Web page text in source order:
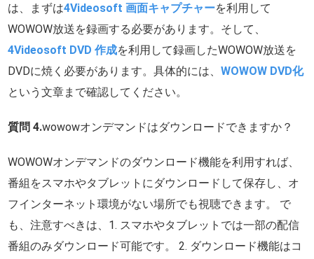
は、まずは4Videosoft 画面キャプチャーを利用して
WOWOW放送を録画する必要があります。そして、
4Videosoft DVD 作成を利用して録画したWOWOW放送を
DVDに焼く必要があります。具体的には、WOWOW DVD化
という文章まで確認してください。
質問 4.wowowオンデマンドはダウンロードできますか？
WOWOWオンデマンドのダウンロード機能を利用すれば、
番組をスマホやタブレットにダウンロードして保存し、オ
フインターネット環境がない場所でも視聴できます。 で
も、注意すべきは、1. スマホやタブレットでは一部の配信
番組のみダウンロード可能です。 2. ダウンロード機能はコ